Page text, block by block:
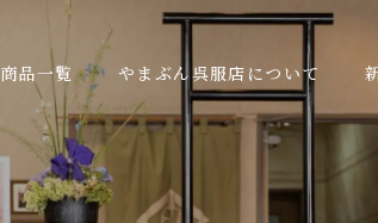
商品一覧 やまぶん呉服店について